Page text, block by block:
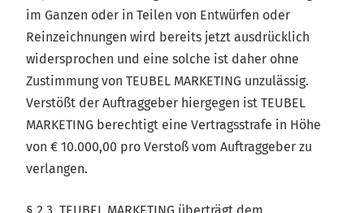
im Ganzen oder in Teilen von Entwürfen oder
Reinzeichnungen wird bereits jetzt ausdrücklich
widersprochen und eine solche ist daher ohne
Zustimmung von TEUBEL MARKETING unzulässig.
Verstößt der Auftraggeber hiergegen ist TEUBEL
MARKETING berechtigt eine Vertragsstrafe in Höhe
von € 10.000,00 pro Verstoß vom Auftraggeber zu
verlangen.